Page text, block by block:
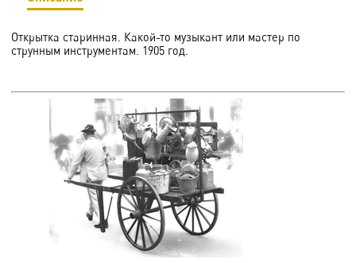
Открытка старинная. Какой-то музыкант или мастер по
струнным инструментам. 1905 год.